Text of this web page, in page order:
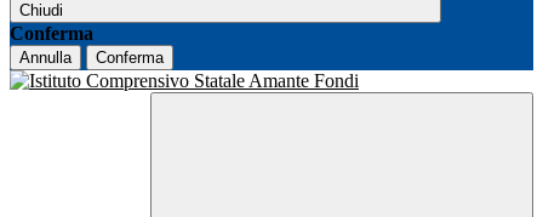
Chiudi
Conferma
Annulla Conferma